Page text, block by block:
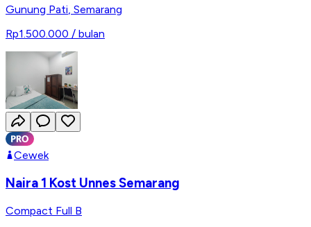
Gunung Pati, Semarang
Rp1.500.000 / bulan
Cewek
Naira 1 Kost Unnes Semarang
Compact Full B